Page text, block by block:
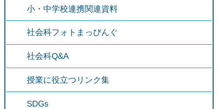
小・中学校連携関連資料
社会科フォトまっぴんぐ
社会科Q&A
授業に役立つリンク集
SDGs